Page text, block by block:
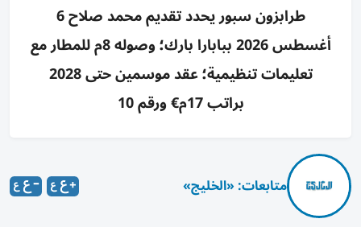
طرابزون سبور يحدد تقديم محمد صلاح 6
أغسطس 2026 ببابارا بارك؛ وصوله 8م للمطار مع
تعليمات تنظيمية؛ عقد موسمين حتى 2028
براتب 17م€ ورقم 10
متابعات: «الخليج»